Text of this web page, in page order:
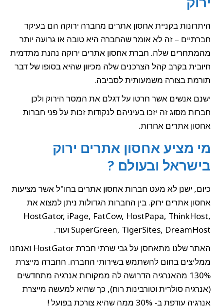
היתרונות בקניית אחסון אתרים מחברה ירוקה הם בעיקר
חברתיים – זה לא אומר שהחברה היא טובה או גרועה יותר
מהמתחרים שלה. חברת אחסון אתרים ירוקה נהנת מתדמית
חיובית בקרב קהל הצרכנים שלה מכיוון שהיא בסופו של דבר
תורמת בצורה משמעותית לסביבה.
ישנם אנשים אשר חרטו על דגלם את המסר הירוק ולכן
חברות מסוג זה יזכו בעיניהם לנקודות זכות על פני חברות
אחסון אתרים אחרות.
מי מציע אחסון אתרים ירוק
בישראל ובעולם ?
כיום, ישנן לא מעט חברות אחסון אתרים בחו"ל אשר מציעות
אחסון אתרים ירוק. בין החברות הגדולות ניתן למצוא את
HostGator, iPage, FatCow, HostPapa, ThinkHost,
SuperGreen, TigerSites, DreamHost ועוד.
האתר שלנו מתאחסן על גבי שרתי חברת HostGator ואנחנו
ממליצים בחום להשתמש בשירותי החברה. החברה מייצרת
130% מהאנרגיה הדרושה לה ממקורות אנרגיה מתחדשים
(אנרגיה סולרית וטורבינות רוח), כך שהיא למעשה מייצרת
אנרגיה עודפת ב- 30% ממה שהיא צורכת בפועל !